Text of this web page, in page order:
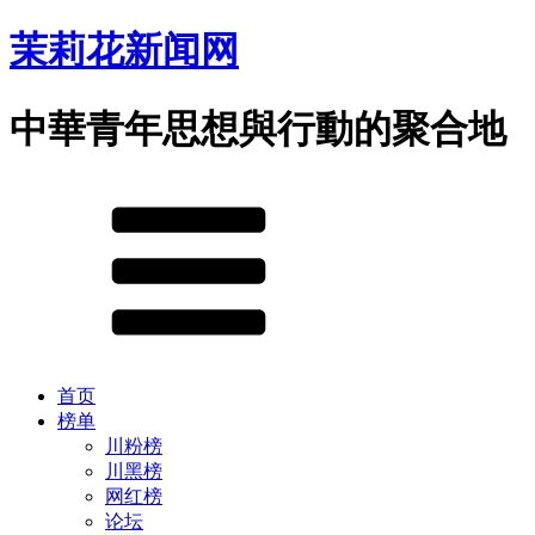
茉莉花新闻网
中華青年思想與行動的聚合地
首页
榜单
川粉榜
川黑榜
网红榜
论坛